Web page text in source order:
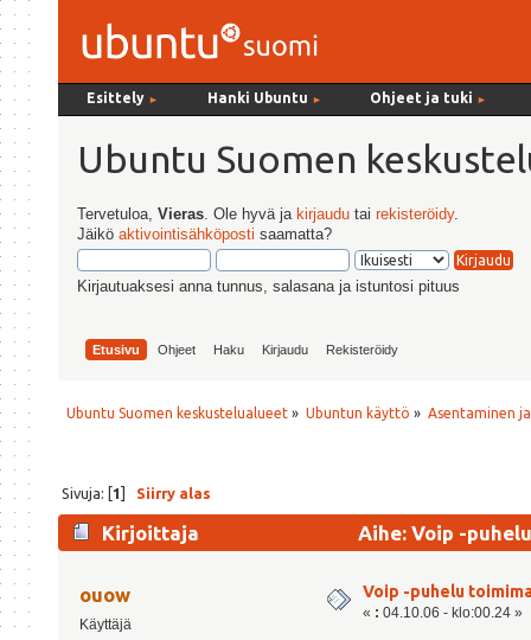
Esittely ► Hanki Ubuntu ► Ohjeet ja tuki ►
Ubuntu Suomen
Tervetuloa,Vieras . Ole hyvä ja kirjaudu tairekisteröidy.
Jäiköaktivointisähköposti saamatta?
Kirjautuaksesi anna tunnus, salasana ja istuntosi pituus
Etusivu Ohjeet Haku Kirjaudu Rekisteröidy
Ubuntu Suomen keskustelualueet » Ubuntun käyttö » Asentaminen
Sivuja: [1] Siirry alas
Kirjoittaja Aihe: Voip -
ouow
Käyttäjä
Voip -puhelu
« : 04.10.06 - klo:00.24 »